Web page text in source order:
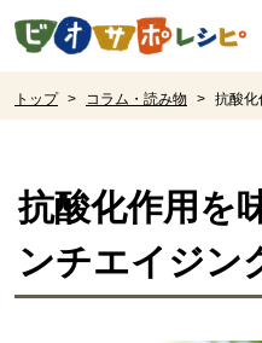
ページの先頭です。
トップ > コラム・読み物 > 抗酸化
抗酸化作用を
ンチエイジン